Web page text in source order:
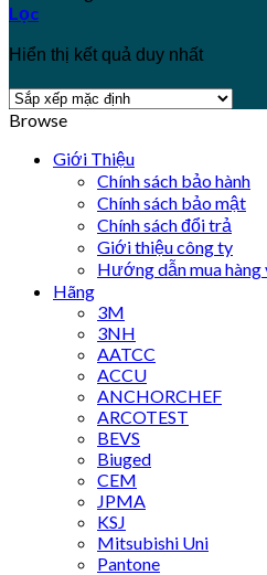
Lọc
Hiển thị kết quả duy nhất
Browse
Giới Thiệu
Chính sách bảo hành
Chính sách bảo mật
Chính sách đổi trả
Giới thiệu công ty
Hướng dẫn mua hàng
Hãng
3M
3NH
AATCC
ACCU
ANCHORCHEF
ARCOTEST
BEVS
Biuged
CEM
JPMA
KSJ
Mitsubishi Uni
Pantone